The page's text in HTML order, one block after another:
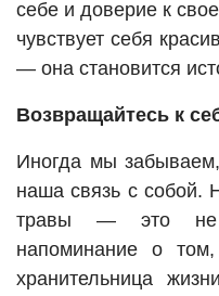
себе и доверие к
чувствует себя
— она становится
Возвращайтесь к
Иногда мы
наша связь с собой.
травы — это не
напоминание о
хранительница